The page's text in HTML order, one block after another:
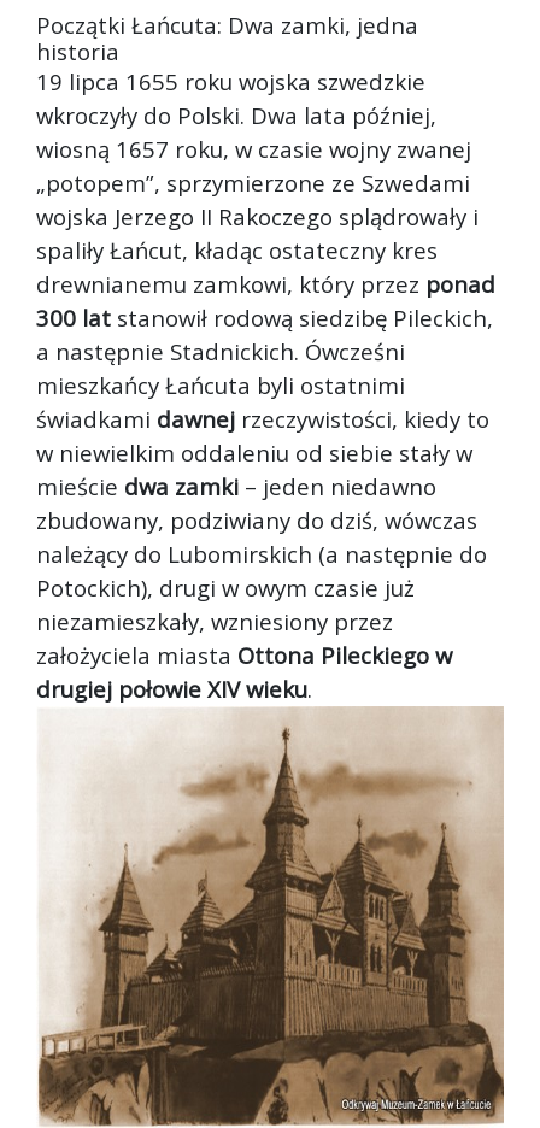
Początki Łańcuta: Dwa zamki, jedna
historia
19 lipca 1655 roku wojska szwedzkie
wkroczyły do Polski. Dwa lata później,
wiosną 1657 roku, w czasie wojny zwanej
„potopem”, sprzymierzone ze Szwedami
wojska Jerzego II Rakoczego splądrowały i
spaliły Łańcut, kładąc ostateczny kres
drewnianemu zamkowi, który przez ponad
300 lat stanowił rodową siedzibę Pileckich,
a następnie Stadnickich. Ówcześni
mieszkańcy Łańcuta byli ostatnimi
świadkami dawnej rzeczywistości, kiedy to
w niewielkim oddaleniu od siebie stały w
mieście dwa zamki – jeden niedawno
zbudowany, podziwiany do dziś, wówczas
należący do Lubomirskich (a następnie do
Potockich), drugi w owym czasie już
niezamieszkały, wzniesiony przez
założyciela miasta Ottona Pileckiego w
drugiej połowie XIV wieku.